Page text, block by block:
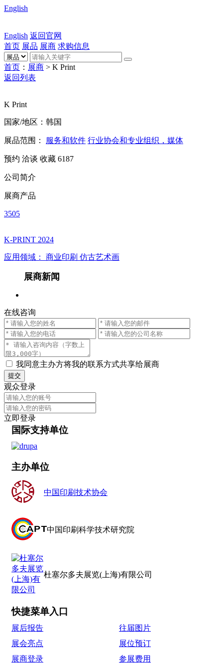
English
English 返回官网
首页 展品 展商 求购信息
首页 ： 展商 > K Print
返回列表
K Print
国家/地区：韩国
展品范围： 服务和软件 行业协会和专业组织，媒体
预约 洽谈 收藏 6187
公司简介
展商产品
3505
K-PRINT 2024
应用领域： 商业印刷 仿古艺术画
展商新闻
在线咨询
我同意主办方将我的联系方式共享给展商
提交
观众登录
立即登录
国际支持单位
主办单位
中国印刷技术协会
中国印刷科学技术研究院
杜塞尔多夫展览(上海)有限公司
快捷菜单入口
展后报告
往届图片
展会亮点
展位预订
展商登录
参展费用